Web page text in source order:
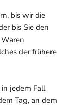
bis wir die
bis Sie den
der frühere
jedem Fall
Tag, an dem